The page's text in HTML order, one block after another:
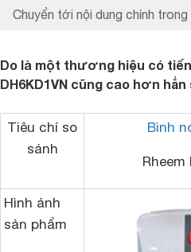
Chuyển tới nội dung chính trong
Do là một thương hiệu có
DH6KD1VN cũng cao hơn hẳn
Tiêu chí so
sánh
Bình
Rheem
Hình ảnh
sản phẩm